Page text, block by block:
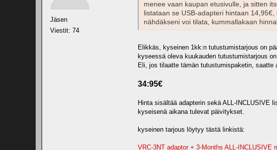
Jäsen
Viestit: 74
menee vaan kaupan etusivulle, ja sitten
listataan se USB-adapteri hintaan
nähdäkseni voi tilata, kummallakaan
Elikkäs, kyseinen 1kk:n tutustumistarjous on
kyseessä oleva kuukauden tutustumistarjous
Eli, jos tilaatte tämän tutustumispaketin,
34:95€
Hinta sisältää adapterin sekä ALL-
kyseisenä aikana tulevat päivitykset.
kyseinen tarjous löytyy tästä linkistä:
VRC-3NT adaptor + 3-Months ALL-INCLUSIVE